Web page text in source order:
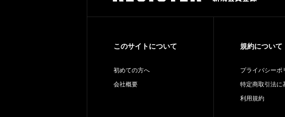
このサイトについて
初めての方へ
会社概要
規約について
プライバシーポ
特定商取引法に
利用規約